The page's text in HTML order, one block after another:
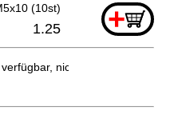
(10st) +
1.25
nicht bestellbar